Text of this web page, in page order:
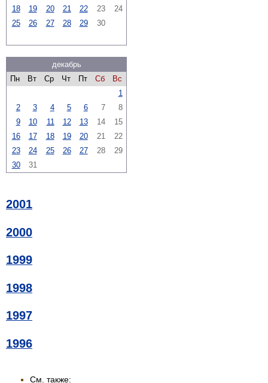
18
19 20 21 22 23
24
25
26 27 28 29 30
декабрь
Пн
Вт Ср Чт Пт Сб
Вс
1
2
3 4 5 6 7
8
9
10 11 12 13 14
15
16
17 18 19 20 21
22
23
24 25 26 27 28
29
30
31
2001
2000
1999
1998
1997
1996
См. также: